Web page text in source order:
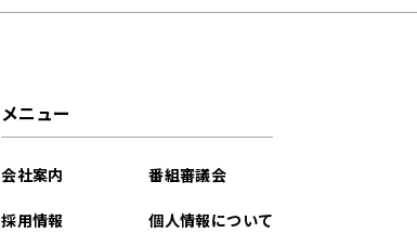
メニュー
会社案内
採用情報
番組審議会
個人情報について